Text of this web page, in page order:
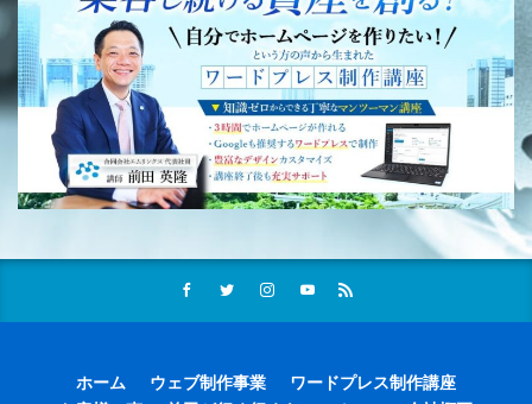
ホーム ウェブ制作事業
ワードプレス制作講座